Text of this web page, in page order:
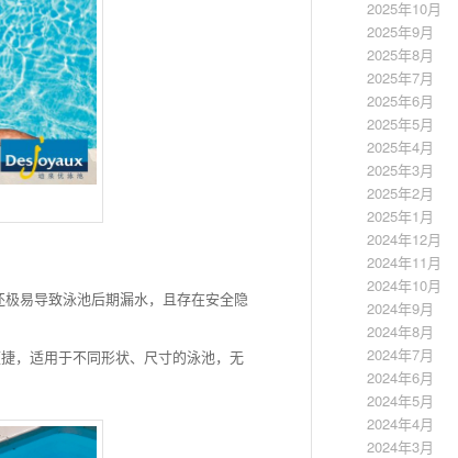
易导致泳池后期漏水，且存在安全隐
，适用于不同形状、尺寸的泳池，无
2025年10月
2025年9月
2025年8月
2025年7月
2025年6月
2025年5月
2025年4月
2025年3月
2025年2月
2025年1月
2024年12月
2024年11月
2024年10月
2024年9月
2024年8月
2024年7月
2024年6月
2024年5月
2024年4月
2024年3月